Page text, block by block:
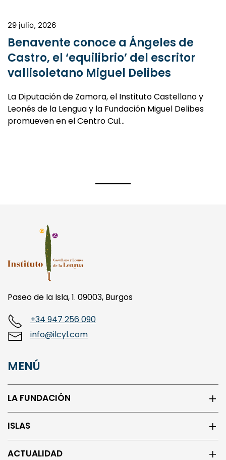
Benavente conoce a Ángeles de
Castro, el ‘equilibrio’ del escritor
vallisoletano Miguel Delibes
La Diputación de Zamora, el Instituto Castellano y
Leonés de la Lengua y la Fundación Miguel Delibes
promueven en el Centro Cul…
Paseo de la Isla, 1. 09003, Burgos
info@ilcyl.com
LA FUNDACIÓN
ISLAS
ACTUALIDAD